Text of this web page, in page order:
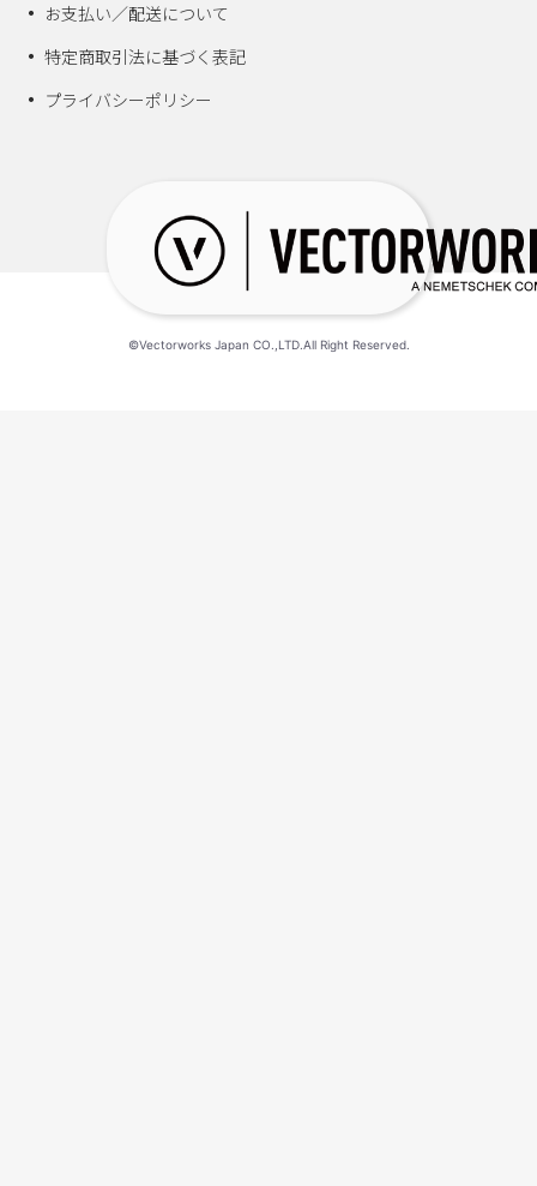
お支払い／配送について
特定商取引法に基づく表記
プライバシーポリシー
©Vectorworks Japan CO.,LTD.All Right Reserved.